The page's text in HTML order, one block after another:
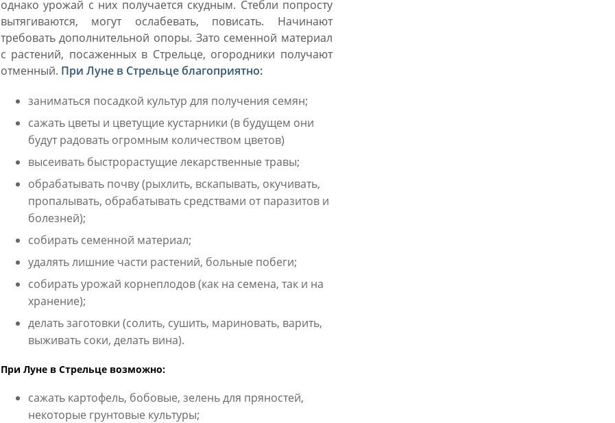
однако урожай с них получается скудным. Стебли попросту
вытягиваются, могут ослабевать, повисать. Начинают
требовать дополнительной опоры. Зато семенной материал
с растений, посаженных в Стрельце, огородники получают
отменный. При Луне в Стрельце благоприятно:
заниматься посадкой культур для получения семян;
сажать цветы и цветущие кустарники (в будущем они
будут радовать огромным количеством цветов)
высеивать быстрорастущие лекарственные травы;
обрабатывать почву (рыхлить, вскапывать, окучивать,
пропалывать, обрабатывать средствами от паразитов и
болезней);
собирать семенной материал;
удалять лишние части растений, больные побеги;
собирать урожай корнеплодов (как на семена, так и на
хранение);
делать заготовки (солить, сушить, мариновать, варить,
выживать соки, делать вина).
При Луне в Стрельце возможно:
сажать картофель, бобовые, зелень для пряностей,
некоторые грунтовые культуры;